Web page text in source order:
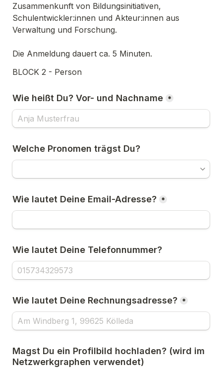
Zusammenkunft von Bildungsinitiativen,
Schulentwickler:innen und Akteur:innen aus
Die Anmeldung dauert ca. 5 Minuten.
BLOCK 2 - Person
Wie heißt Du? Vor- und Nachname *
Welche Pronomen trägst Du?
Wie lautet Deine Email-Adresse? *
Wie lautet Deine Telefonnummer?
Wie lautet Deine Rechnungsadresse? *
Magst Du ein Profilbild hochladen? (wird im
Netzwerkgraphen verwendet)